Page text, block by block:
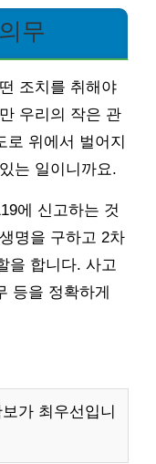
무
조치를 취해야
우리의 작은 관
로 위에서 벌어지
는 일이니까요.
에 신고하는 것
명을 구하고 2차
을 합니다. 사고
등을 정확하게
가 최우선입니